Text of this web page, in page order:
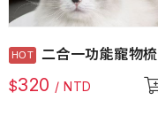
二合一功能寵物梳
$320 / NTD